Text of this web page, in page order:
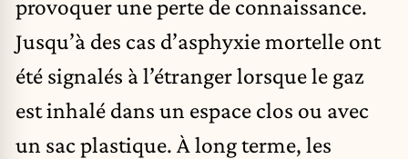
provoquer une perte de connaissance.
Jusqu’à des cas d’asphyxie mortelle ont
été signalés à l’étranger lorsque le gaz
est inhalé dans un espace clos ou avec
un sac plastique. À long terme, les